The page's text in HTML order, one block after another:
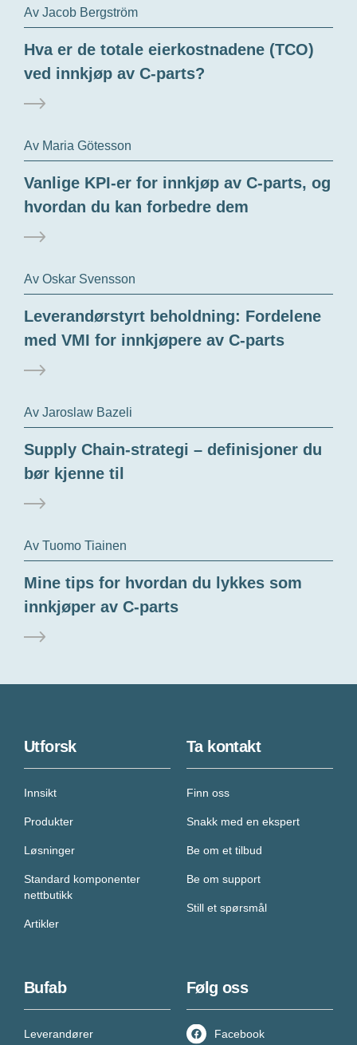
Av Jacob Bergström
Hva er de totale eierkostnadene (TCO)
ved innkjøp av C-parts?
Av Maria Götesson
Vanlige KPI-er for innkjøp av C-parts, og
hvordan du kan forbedre dem
Av Oskar Svensson
Leverandørstyrt beholdning: Fordelene
med VMI for innkjøpere av C-parts
Av Jaroslaw Bazeli
Supply Chain-strategi – definisjoner du
bør kjenne til
Av Tuomo Tiainen
Mine tips for hvordan du lykkes som
innkjøper av C-parts
Utforsk
Innsikt
Produkter
Løsninger
Standard komponenter
nettbutikk
Artikler
Ta kontakt
Finn oss
Snakk med en ekspert
Be om et tilbud
Be om support
Still et spørsmål
Bufab
Leverandører
Følg oss
Facebook